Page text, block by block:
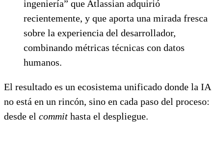
ingeniería” que Atlassian adquirió
recientemente, y que aporta una mirada fresca
sobre la experiencia del desarrollador,
combinando métricas técnicas con datos
humanos.
El resultado es un ecosistema unificado donde la IA
no está en un rincón, sino en cada paso del proceso:
desde el commit hasta el despliegue.